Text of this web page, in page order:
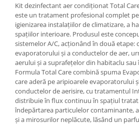
Kit dezinfectant aer condiționat Total
este un tratament profesional complet
igienizarea instalațiilor de climatizare, a
spațiilor interioare. Produsul este
sistemelor A/C, acționând în două etape:
evaporatorului și a conductelor de aer,
aerului și a suprafețelor din habitaclu sau
Formula Total Care combină spuma
care aderă pe aripioarele evaporatorului
conductelor de aerisire, cu tratamentul
distribuie în flux continuu în spațiul
îndepărtarea particulelor contaminante,
și a mirosurilor neplăcute, lăsând un